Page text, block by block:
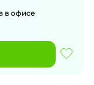
в офисе